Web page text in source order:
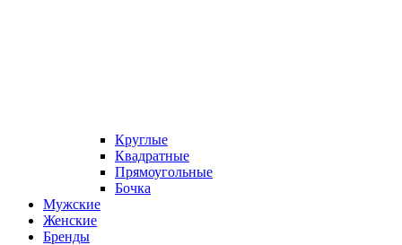
Круглые
Квадратные
Прямоугольные
Бочка
Мужские
Женские
Бренды